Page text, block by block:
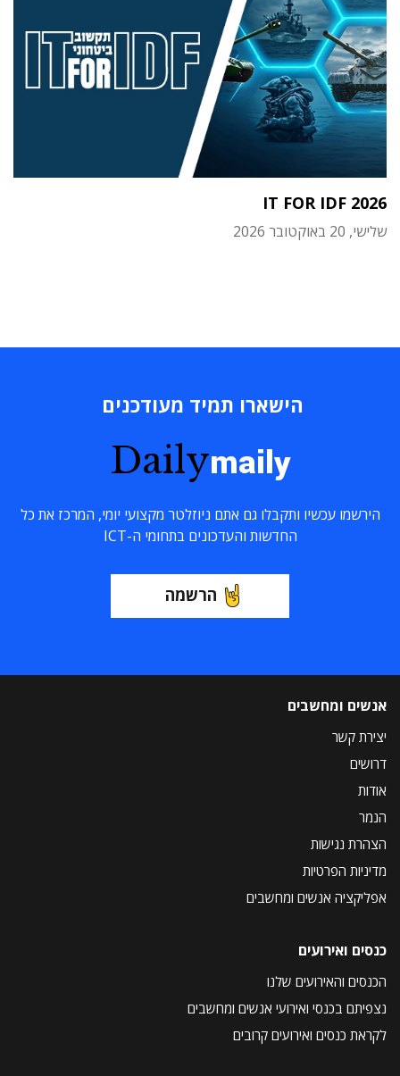
IT FOR IDF 2026
שלישי, 20 באוקטובר 2026
הישארו תמיד מעודכנים
Dailymaily
הירשמו עכשיו ותקבלו גם אתם ניוזלטר מקצועי יומי, המרכז את כל
החדשות והעדכונים בתחומי ה-ICT
הרשמה
אנשים ומחשבים
יצירת קשר
דרושים
אודות
הנמר
הצהרת נגישות
מדיניות הפרטיות
אפליקציה אנשים ומחשבים
כנסים ואירועים
הכנסים והאירועים שלנו
נצפיתם בכנסי ואירועי אנשים ומחשבים
לקראת כנסים ואירועים קרובים